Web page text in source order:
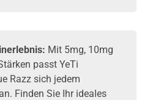
Mit 5mg, 10mg
passt YeTi
Razz sich jedem
Finden Sie Ihr ideales